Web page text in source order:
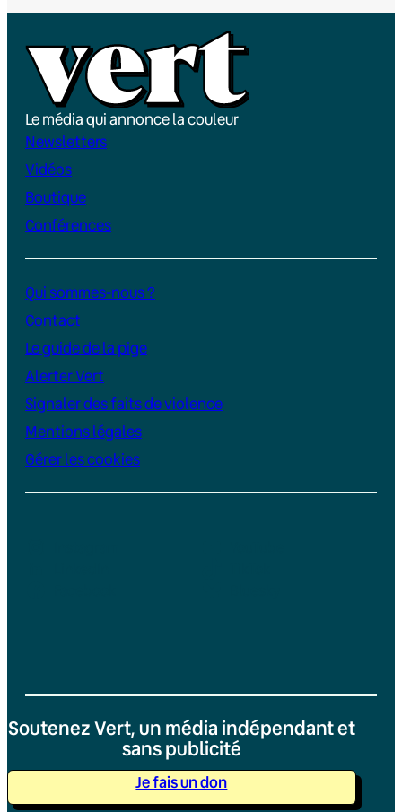
Le média qui annonce la couleur
Newsletters
Vidéos
Boutique
Conférences
Qui sommes-nous ?
Contact
Le guide de la pige
Alerter Vert
Signaler des faits de violence
Mentions légales
Gérer les cookies
Soutenez Vert, un média indépendant et
sans publicité
Je fais un don